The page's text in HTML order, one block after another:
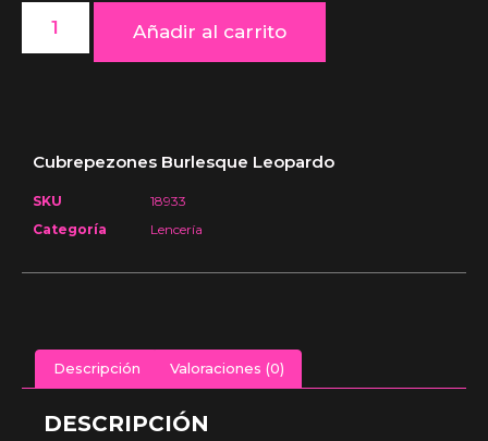
Añadir al carrito
Cubrepezones Burlesque Leopardo
SKU
18933
Categoría
Lencería
Descripción Valoraciones (0)
DESCRIPCIÓN